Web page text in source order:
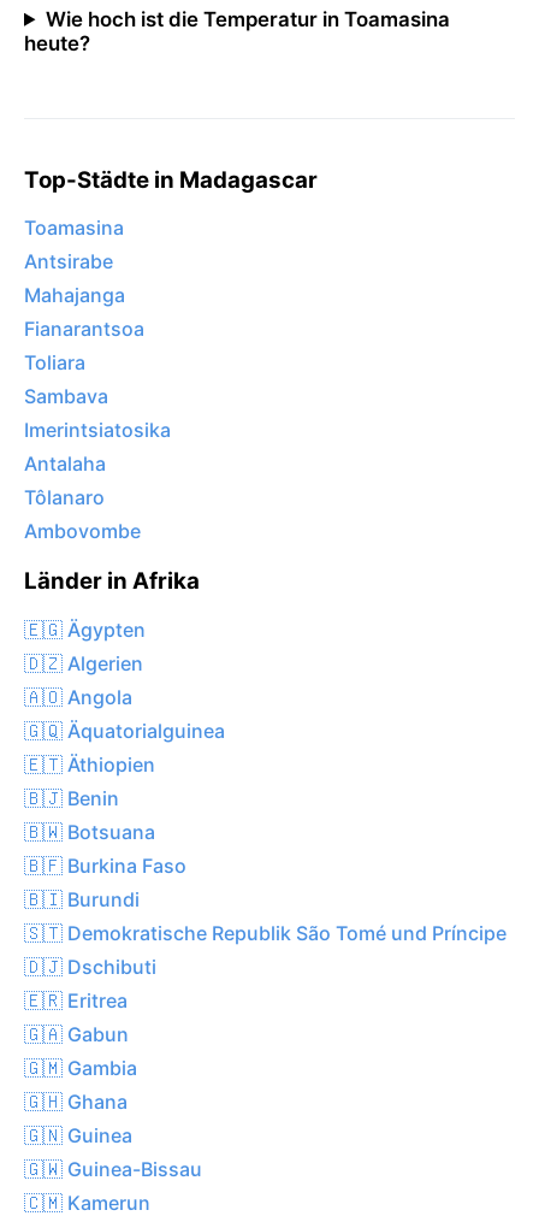
Wie hoch ist die Temperatur in Toamasina
heute?
Top-Städte in Madagascar
Toamasina
Antsirabe
Mahajanga
Fianarantsoa
Toliara
Sambava
Imerintsiatosika
Antalaha
Tôlanaro
Ambovombe
Länder in Afrika
🇪🇬 Ägypten
🇩🇿 Algerien
🇦🇴 Angola
🇬🇶 Äquatorialguinea
🇪🇹 Äthiopien
🇧🇯 Benin
🇧🇼 Botsuana
🇧🇫 Burkina Faso
🇧🇮 Burundi
🇸🇹 Demokratische Republik São Tomé und Príncipe
🇩🇯 Dschibuti
🇪🇷 Eritrea
🇬🇦 Gabun
🇬🇲 Gambia
🇬🇭 Ghana
🇬🇳 Guinea
🇬🇼 Guinea-Bissau
🇨🇲 Kamerun